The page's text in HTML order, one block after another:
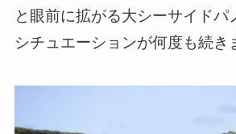
と眼前に拡がる大シーサイドパ
シチュエーションが何度も続き